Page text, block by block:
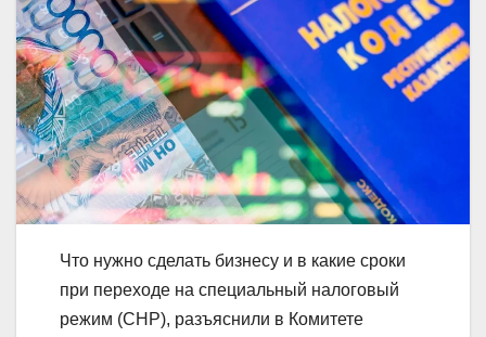
Что нужно сделать бизнесу и в какие сроки
при переходе на специальный налоговый
режим (СНР), разъяснили в Комитете